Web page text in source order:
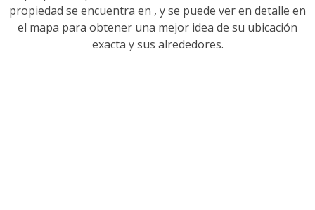
propiedad se encuentra en , y se puede ver en detalle en
el mapa para obtener una mejor idea de su ubicación
exacta y sus alrededores.